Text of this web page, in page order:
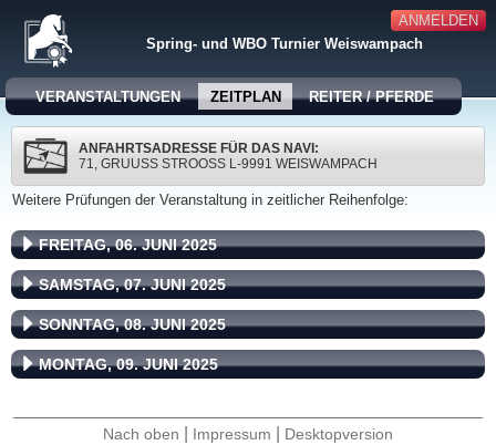
ANMELDEN
Spring- und WBO Turnier Weiswampach
VERANSTALTUNGEN ZEITPLAN REITER / PFERDE
ANFAHRTSADRESSE FÜR DAS NAVI:
71, GRUUSS STROOSS L-9991 WEISWAMPACH
Weitere Prüfungen der Veranstaltung in zeitlicher Reihenfolge:
FREITAG, 06. JUNI 2025
SAMSTAG, 07. JUNI 2025
SONNTAG, 08. JUNI 2025
MONTAG, 09. JUNI 2025
Nach oben Impressum Desktopversion